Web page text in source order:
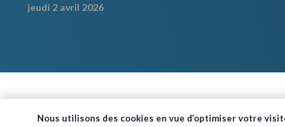
jeudi 2 avril 2026
Nous utilisons des cookies en vue d’optimiser votre